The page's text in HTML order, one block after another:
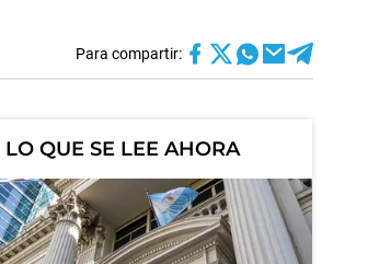
Para compartir:
LO QUE SE LEE AHORA